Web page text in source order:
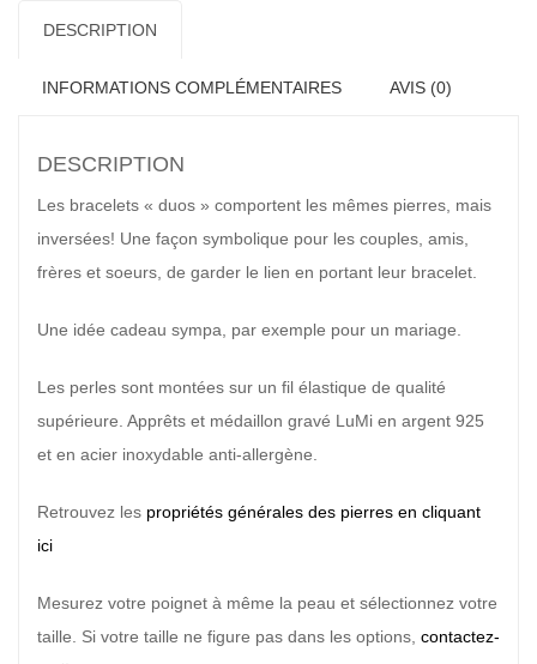
Duos
DESCRIPTION
INFORMATIONS COMPLÉMENTAIRES AVIS (0)
DESCRIPTION
Les bracelets « duos » comportent les mêmes pierres, mais
inversées! Une façon symbolique pour les couples, amis,
frères et soeurs, de garder le lien en portant leur bracelet.
Une idée cadeau sympa, par exemple pour un mariage.
Les perles sont montées sur un fil élastique de qualité
supérieure. Apprêts et médaillon gravé LuMi en argent 925
et en acier inoxydable anti-allergène.
Retrouvez les propriétés générales des pierres en cliquant
ici
Mesurez votre poignet à même la peau et sélectionnez votre
taille. Si votre taille ne figure pas dans les options, contactez-